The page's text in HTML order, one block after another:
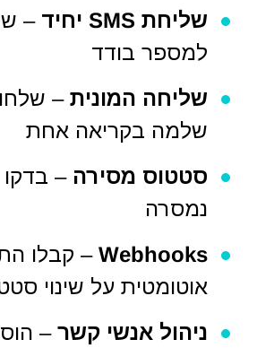
שליחת SMS יחיד
–
למספר בודד
שליחה המונית –
שלמה בקריאה אחת
סטטוס מסירה –
נמסרה
Webhooks – קבלו
אוטומטית על שינוי
ניהול אנשי קשר –